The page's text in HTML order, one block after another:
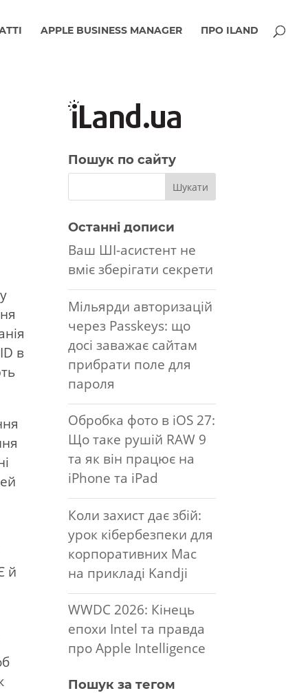
APPLE BUSINESS MANAGER ПРО ILAND
в
й
Пошук по сайту
Останні дописи
Ваш ШІ-асистент не
вміє зберігати секрети
Мільярди авторизацій
через Passkeys: що
досі заважає сайтам
прибрати поле для
пароля
Обробка фото в iOS 27:
Що таке рушій RAW 9
та як він працює на
iPhone та iPad
Коли захист дає збій:
урок кібербезпеки для
корпоративних Mac
на прикладі Kandji
WWDC 2026: Кінець
епохи Intel та правда
про Apple Intelligence
Пошук за тегом